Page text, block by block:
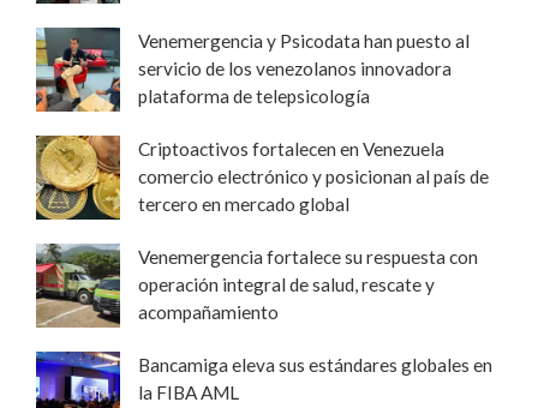
Venemergencia y Psicodata han puesto al
servicio de los venezolanos innovadora
plataforma de telepsicología
Criptoactivos fortalecen en Venezuela
comercio electrónico y posicionan al país de
tercero en mercado global
Venemergencia fortalece su respuesta con
operación integral de salud, rescate y
acompañamiento
Bancamiga eleva sus estándares globales en
la FIBA AML